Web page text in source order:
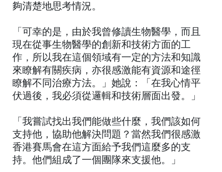
夠清楚地思考情況。
「可幸的是，由於我曾修讀生物醫學，而且
現在從事生物醫學的創新和技術方面的工
作，所以我在這個領域有一定的方法和知識
來瞭解有關疾病，亦很感激能有資源和途徑
瞭解不同治療方法。」她說：「在我心情平
伏過後，我必須從邏輯和技術層面出發。」
「我嘗試找出我們能做些什麼，我們該如何
支持他，協助他解決問題？當然我們很感激
香港賽馬會在這方面給予我們這麼多的支
持。他們組成了一個團隊來支援他。」